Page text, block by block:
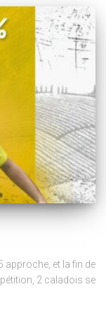
approche, et la fin de
2 caladois se